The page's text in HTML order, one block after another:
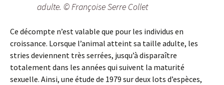
adulte. © Françoise Serre Collet
Ce décompte n’est valable que pour les individus en
croissance. Lorsque l’animal atteint sa taille adulte, les
stries deviennent très serrées, jusqu’à disparaître
totalement dans les années qui suivent la maturité
sexuelle. Ainsi, une étude de 1979 sur deux lots d’espèces,